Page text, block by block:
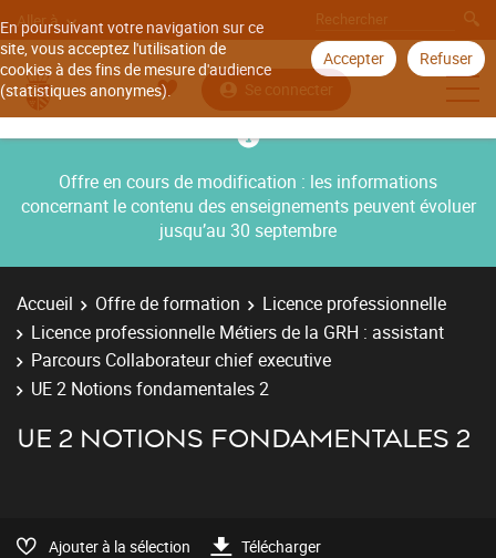
En poursuivant votre navigation sur ce
site, vous acceptez l'utilisation de
cookies à des fins de mesure d'audience
(statistiques anonymes).
Accepter Refuser
Aller à
Se connecter
Offre en cours de modification : les informations
concernant le contenu des enseignements peuvent évoluer
jusqu’au 30 septembre
Accueil Offre de formation
Licence professionnelle
Licence professionnelle Métiers de la GRH : assistant
Parcours Collaborateur chief executive
UE 2 Notions fondamentales 2
UE 2 NOTIONS FONDAMENTALES 2
Ajouter à la sélection Télécharger